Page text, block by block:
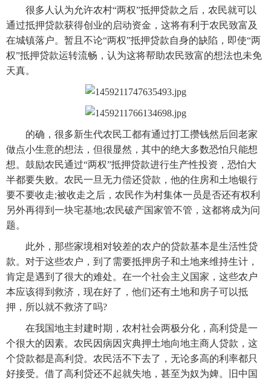
很多人认为允许农村“两权”抵押贷款之后，农民就可以
通过抵押贷款获得创业的启动资金，这将有利于农民致富及
在城镇落户。暂且不论“两权”抵押贷款自身的缺陷，即使“两
权”抵押贷款运转流畅，认为这将帮助农民致富的想法也未免
天真。
的确，很多新生代农民工都有通过打工攒钱然后回老家
做点小生意的想法，但很显然，其中的绝大多数恐怕只能想
想。鼓励农民通过“两权”抵押贷款进行生产性投资，恐怕大
半都要失败。农民一旦无力偿还贷款，他的住房和土地银行
要不要收走;被收走之后，农民作为村集体一员是否还有权利
另外再得到一块宅基地;农民破产国家管不管，这都将成为问
题。
此外，那些家境相对较差的农户的贷款基本是生活性贷
款。对于这些农户，到了需要抵押房子和土地来维持生计，
肯定是遇到了很大的难处。在一个社会主义国家，这些农户
本应该得到救济，现在好了，他们还有土地和房子可以抵
押，所以就不救济了吗?
在我国地主封建时期，农村社会两极分化，高利贷是一
个很大的因素。农民因病因灾典押土地向地主商人贷款，这
个贷款都是高利贷。农民活不下去了，无论多高的利率都只
好接受。借了高利贷还不起就失地，甚至为奴为婢。旧中国